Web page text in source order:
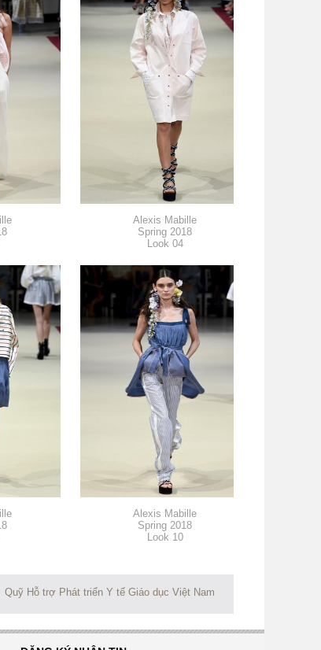
Alexis Mabille
Spring 2018
Look 04
Alexis Mabille
Spring 2018
Look 10
Quỹ Hỗ trợ Phát triển Y tế Giáo dục Việt Nam